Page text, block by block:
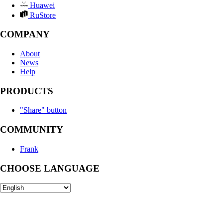
Huawei
RuStore
COMPANY
About
News
Help
PRODUCTS
"Share" button
COMMUNITY
Frank
CHOOSE LANGUAGE